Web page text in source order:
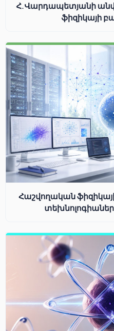
Հ.Վարդապետյանի
ֆիզիկայի
Հաշվողական